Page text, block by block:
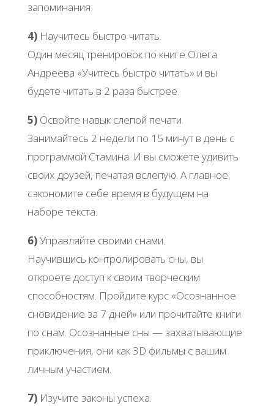
запоминания.
4)Научитесь быстро читать.
Один месяц тренировок по книге Олега
Андреева «Учитесь быстро читать» и вы
будете читать в 2 раза быстрее.
5)Освойте навык слепой печати.
Занимайтесь 2 недели по 15 минут в день с
программой Стамина. И вы сможете удивить
своих друзей, печатая вслепую. А главное,
сэкономите себе время в будущем на
наборе текста.
6)Управляйте своими снами.
Научившись контролировать сны, вы
откроете доступ к своим творческим
способностям. Пройдите курс «Осознанное
сновидение за 7 дней» или прочитайте книги
по снам. Осознанные сны — захватывающие
приключения, они как 3D фильмы с вашим
личным участием.
7)Изучите законы успеха.